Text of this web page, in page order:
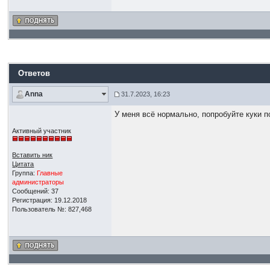
Ответов
Anna 31.7.2023, 16:23
Активный участник
Вставить ник
Цитата
Группа: Главные
администраторы
Сообщений: 37
Регистрация: 19.12.2018
Пользователь №: 827,468
У меня всё нормально, попробуйте куки